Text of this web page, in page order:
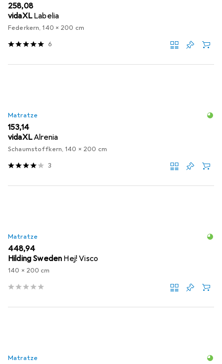
EUR
258,08
vidaXL Labelia
Federkern, 140 x 200 cm
6
Matratze
EUR
153,14
vidaXLAlrenia
Schaumstoffkern, 140 x 200 cm
3
Matratze
EUR
448,94
Hilding Sweden Hej! Visco
140 x 200 cm
Matratze